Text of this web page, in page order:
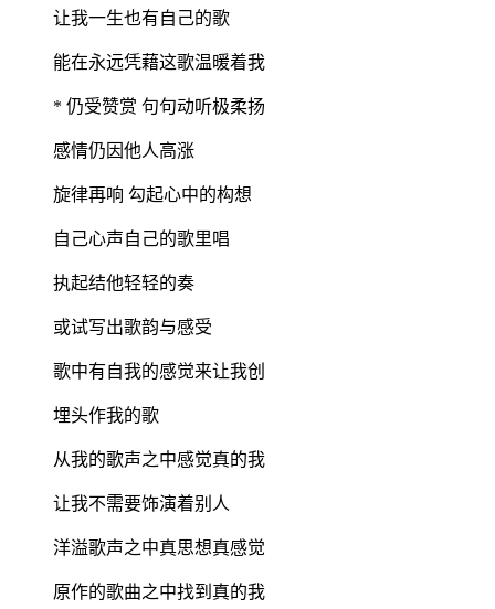
让我一生也有自己的歌
能在永远凭藉这歌温暖着我
* 仍受赞赏 句句动听极柔扬
感情仍因他人高涨
旋律再响 勾起心中的构想
自己心声自己的歌里唱
执起结他轻轻的奏
或试写出歌韵与感受
歌中有自我的感觉来让我创
埋头作我的歌
从我的歌声之中感觉真的我
让我不需要饰演着别人
洋溢歌声之中真思想真感觉
原作的歌曲之中找到真的我